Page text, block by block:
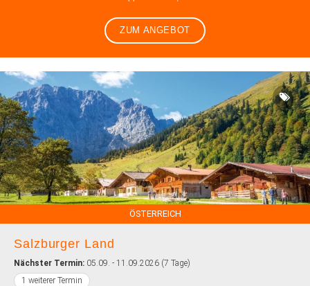
ZUM ANGEBOT
ÖSTERREICH
Salzburger Land
Nächster Termin: 05.09. - 11.09.2026 (7 Tage)
1 weiterer Termin